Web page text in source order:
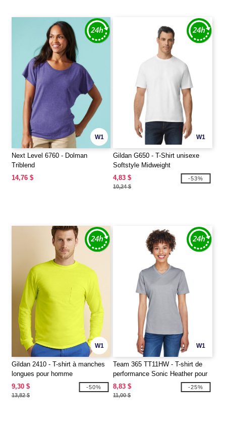
W1
Next Level 6760 - Dolman
Triblend
14,76 $
W1
Gildan G650 - T-Shirt unisexe
Softstyle Midweight
4,83 $
10,24 $
-53%
W1
Gildan 2410 - T-shirt à manches
longues pour homme
9,30 $
13,82 $
-50%
W1
Team 365 TT11HW - T-shirt de
performance Sonic Heather pour
dames
8,83 $
11,00 $
-25%